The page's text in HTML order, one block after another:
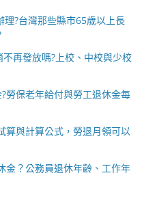
?台灣那些縣市65歲以上長
再發放嗎?上校、中校與少校
勞保老年給付與勞工退休金每
算與計算公式，勞退月領可以
金？公務員退休年齡、工作年